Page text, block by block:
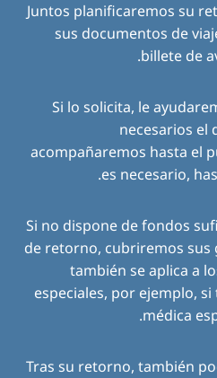
Juntos planificaremos su
sus documentos de
billete de
Si lo solicita, le
necesarios el
acompañaremos hasta el
es necesario,
Si no dispone de fondos
de retorno, cubriremos sus
también se aplica a
especiales, por ejemplo,
médica
Tras su retorno, también